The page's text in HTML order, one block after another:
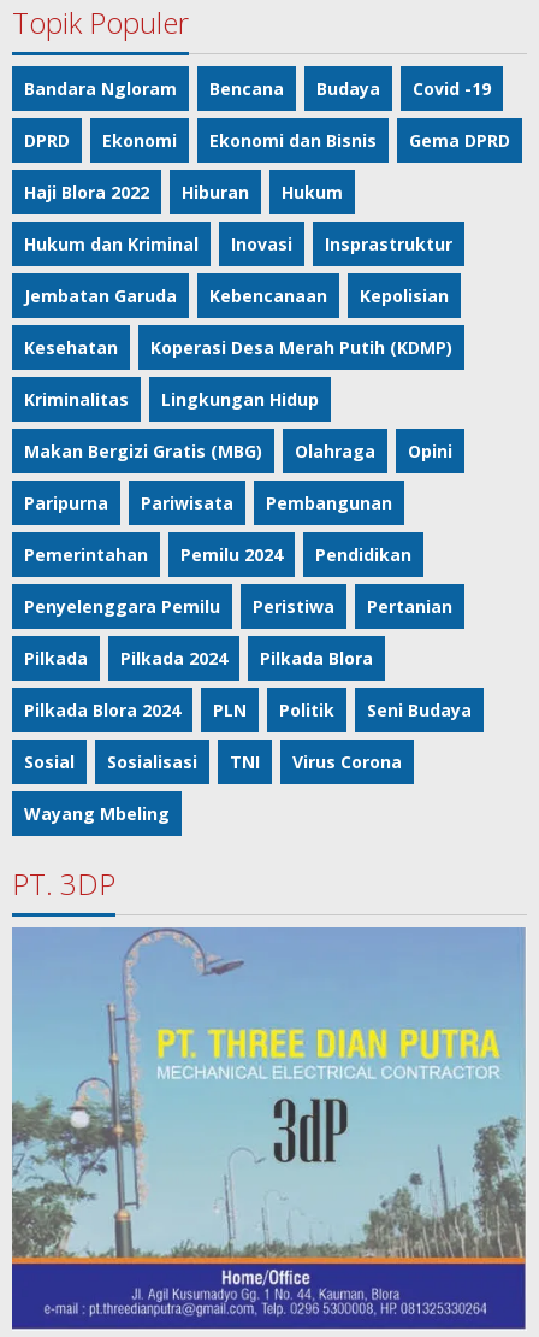
Topik Populer
Bandara Ngloram Bencana Budaya Covid -19
DPRD Ekonomi Ekonomi dan Bisnis Gema DPRD
Haji Blora 2022 Hiburan Hukum
Hukum dan Kriminal Inovasi Insprastruktur
Jembatan Garuda Kebencanaan Kepolisian
Kesehatan Koperasi Desa Merah Putih (KDMP)
Kriminalitas Lingkungan Hidup
Makan Bergizi Gratis (MBG) Olahraga Opini
Paripurna Pariwisata Pembangunan
Pemerintahan Pemilu 2024 Pendidikan
Penyelenggara Pemilu Peristiwa Pertanian
Pilkada Pilkada 2024 Pilkada Blora
Pilkada Blora 2024 PLN Politik Seni Budaya
Sosial Sosialisasi TNI Virus Corona
Wayang Mbeling
PT. 3DP